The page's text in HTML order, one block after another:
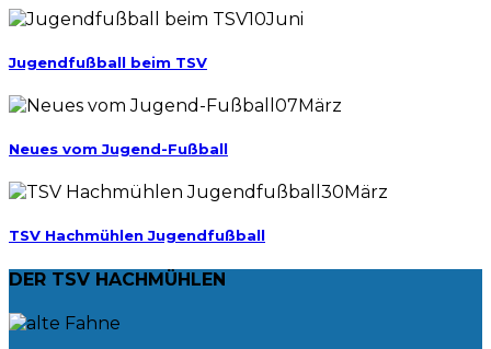
10Juni
Jugendfußball beim TSV
07März
Neues vom Jugend-Fußball
30 März
TSV Hachmühlen Jugendfußball
DER TSV HACHMÜHLEN